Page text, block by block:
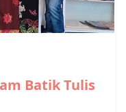
Batik Tulis